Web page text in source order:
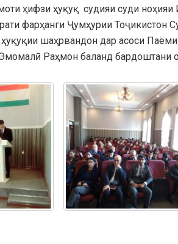
ҳифзи ҳуқуқ судияи суди
фарҳанги Ҷумҳурии
шаҳрвандон дар асоси
Раҳмон баланд бардоштани